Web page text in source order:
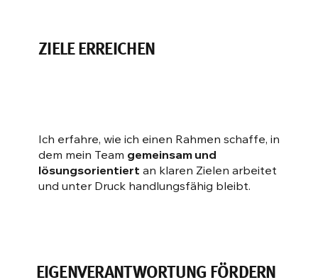
ZIELE ERREICHEN
Ich erfahre, wie ich einen Rahmen schaffe, in
dem mein Team gemeinsam und
lösungsorientiert an klaren Zielen arbeitet
und unter Druck handlungsfähig bleibt.
EIGENVERANTWORTUNG FÖRDERN